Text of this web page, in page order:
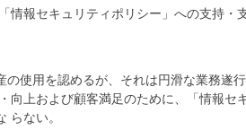
情報セキュリティポリシー」への支持・
の使用を認めるが、それは円滑な業務遂
向上および顧客満足のために、「情報
らない。